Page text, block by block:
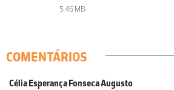
5.46 MB
COMENTÁRIOS
Célia Esperança Fonseca Augusto